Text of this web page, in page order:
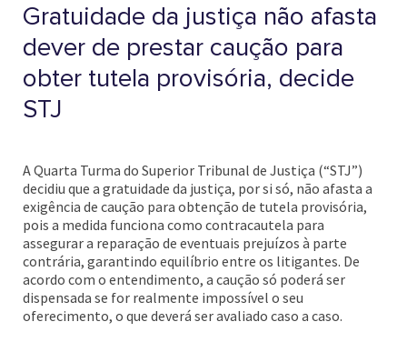
Gratuidade da justiça não afasta
dever de prestar caução para
obter tutela provisória, decide
STJ
A Quarta Turma do Superior Tribunal de Justiça (“STJ”)
decidiu que a gratuidade da justiça, por si só, não afasta a
exigência de caução para obtenção de tutela provisória,
pois a medida funciona como contracautela para
assegurar a reparação de eventuais prejuízos à parte
contrária, garantindo equilíbrio entre os litigantes. De
acordo com o entendimento, a caução só poderá ser
dispensada se for realmente impossível o seu
oferecimento, o que deverá ser avaliado caso a caso.